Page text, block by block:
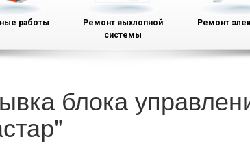
работы
Ремонт выхлопной
системы
Ремонт
блока